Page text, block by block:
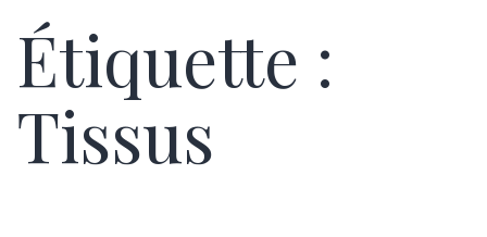
Étiquette :
Tissus